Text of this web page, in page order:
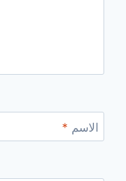
الاسم *